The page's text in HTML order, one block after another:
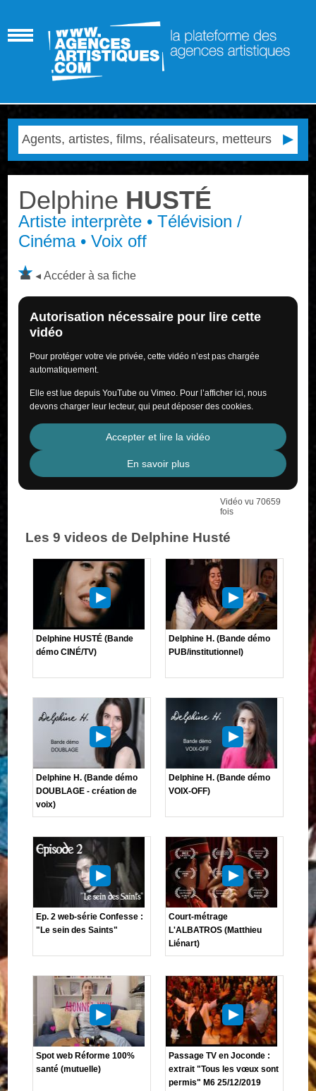
Delphine HUSTÉ
Artiste interprète • Télévision /
Cinéma • Voix off
Accéder à sa fiche
Autorisation nécessaire pour lire cette
vidéo
Pour protéger votre vie privée, cette vidéo n’est pas chargée
automatiquement.
Elle est lue depuis YouTube ou Vimeo. Pour l’afficher ici, nous
devons charger leur lecteur, qui peut déposer des cookies.
Accepter et lire la vidéo
En savoir plus
Vidéo vu 70659
fois
Les 9 videos de Delphine Husté
Delphine HUSTÉ (Bande
démo CINÉ/TV)
Delphine H. (Bande démo
PUB/institutionnel)
Delphine H. (Bande démo
DOUBLAGE - création de
voix)
Delphine H. (Bande démo
VOIX-OFF)
Ep. 2 web-série Confesse :
"Le sein des Saints"
Court-métrage
L'ALBATROS (Matthieu
Liénart)
Spot web Réforme 100%
santé (mutuelle)
Passage TV en Joconde :
extrait "Tous les vœux sont
permis" M6 25/12/2019